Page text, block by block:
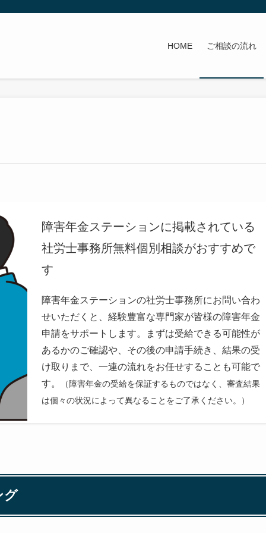
HOME ご相談の流れ
障害年金ステーションに掲載されている
社労士事務所無料個別相談がおすすめで
す
障害年金ステーションの社労士事務所にお問い合わ
せいただくと、経験豊富な専門家が皆様の障害年金
申請をサポートします。まずは受給できる可能性が
あるかのご確認や、その後の申請手続き、結果の受
け取りまで、一連の流れをお任せすることも可能で
す。
（障害年金の受給を保証するものではなく、審査結果
は個々の状況によって異なることをご了承ください。）
グ